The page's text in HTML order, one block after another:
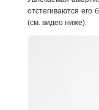
отстегиваются его
(см. видео ниже).